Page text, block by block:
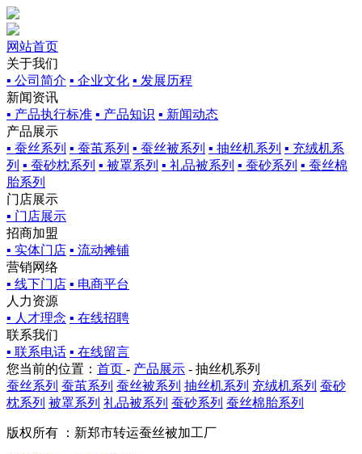
网站首页
关于我们
▪ 公司简介 ▪ 企业文化 ▪ 发展历程
新闻资讯
▪ 产品执行标准 ▪ 产品知识 ▪ 新闻动态
产品展示
▪ 蚕丝系列 ▪ 蚕茧系列 ▪ 蚕丝被系列 ▪ 抽丝机系列 ▪ 充绒机系
列 ▪ 蚕砂枕系列 ▪ 被罩系列 ▪ 礼品被系列 ▪ 蚕砂系列 ▪ 蚕丝棉
胎系列
门店展示
▪ 门店展示
招商加盟
▪ 实体门店 ▪ 流动摊铺
营销网络
▪ 线下门店 ▪ 电商平台
人力资源
▪ 人才理念 ▪ 在线招聘
联系我们
▪ 联系电话 ▪ 在线留言
您当前的位置： 首页 - 产品展示 - 抽丝机系列
蚕丝系列 蚕茧系列 蚕丝被系列 抽丝机系列 充绒机系列 蚕砂
枕系列 被罩系列 礼品被系列 蚕砂系列 蚕丝棉胎系列
版权所有 ：新郑市转运蚕丝被加工厂